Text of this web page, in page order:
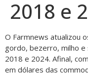
2018 e
O Farmnews atualizou
gordo, bezerro, milho
2018 e 2024. Afinal,
em dólares das